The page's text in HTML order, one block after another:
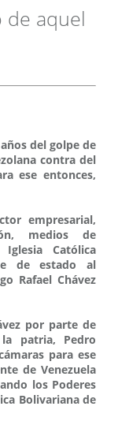
de aquel
del golpe de
contra del
ese entonces,
empresarial,
medios de
Católica
de estado al
Rafael Chávez
por parte de
patria, Pedro
para ese
de Venezuela
los Poderes
Bolivariana de